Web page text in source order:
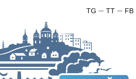
FB
TT
TG